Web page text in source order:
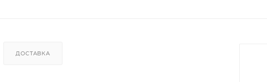
ДОСТАВКА